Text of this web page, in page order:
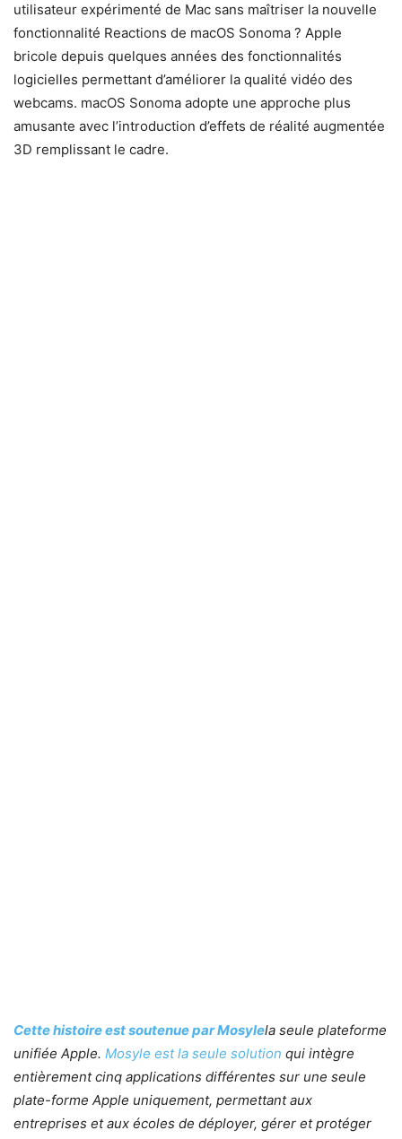
utilisateur expérimenté de Mac sans maîtriser la nouvelle
fonctionnalité Reactions de macOS Sonoma ? Apple
bricole depuis quelques années des fonctionnalités
logicielles permettant d’améliorer la qualité vidéo des
webcams. macOS Sonoma adopte une approche plus
amusante avec l’introduction d’effets de réalité augmentée
3D remplissant le cadre.
Cette histoire est soutenue par Mosylela seule plateforme
unifiée Apple. Mosyle est la seule solution qui intègre
entièrement cinq applications différentes sur une seule
plate-forme Apple uniquement, permettant aux
entreprises et aux écoles de déployer, gérer et protéger